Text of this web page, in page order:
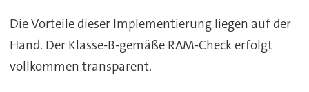
Die Vorteile dieser Implementierung liegen auf der
Hand. Der Klasse-B-gemäße RAM-Check erfolgt
vollkommen transparent.